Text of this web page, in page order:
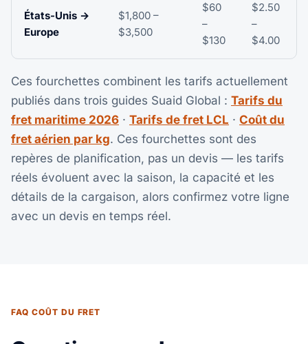
États-Unis →
Europe
$1,800 –
$3,500
$60
–
$130
$2.50
–
$4.00
Ces fourchettes combinent les tarifs actuellement
publiés dans trois guides Suaid Global : Tarifs du
fret maritime 2026 · Tarifs de fret LCL · Coût du
fret aérien par kg. Ces fourchettes sont des
repères de planification, pas un devis — les tarifs
réels évoluent avec la saison, la capacité et les
détails de la cargaison, alors confirmez votre ligne
avec un devis en temps réel.
FAQ COÛT DU FRET